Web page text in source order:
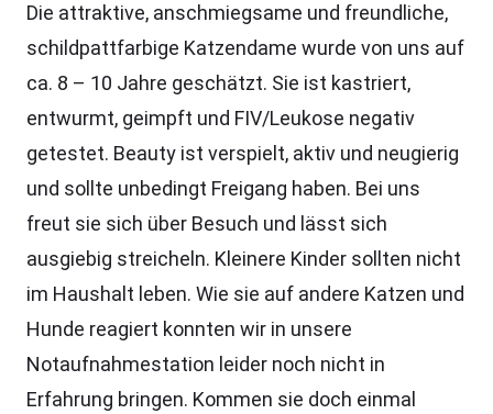
Die attraktive, anschmiegsame und freundliche,
schildpattfarbige Katzendame wurde von uns auf
ca. 8 – 10 Jahre geschätzt. Sie ist kastriert,
entwurmt, geimpft und FIV/Leukose negativ
getestet. Beauty ist verspielt, aktiv und neugierig
und sollte unbedingt Freigang haben. Bei uns
freut sie sich über Besuch und lässt sich
ausgiebig streicheln. Kleinere Kinder sollten nicht
im Haushalt leben. Wie sie auf andere Katzen und
Hunde reagiert konnten wir in unsere
Notaufnahmestation leider noch nicht in
Erfahrung bringen. Kommen sie doch einmal